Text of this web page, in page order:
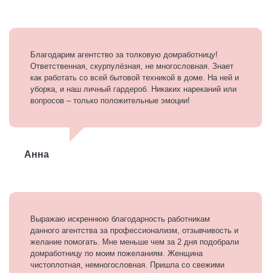
Благодарим агентство за толковую домработницу!
Ответственная, скурпулёзная, не многословная. Знает
как работать со всей бытовой техникой в доме. На ней и
уборка, и наш личный гардероб. Никаких нареканий или
вопросов – только положительные эмоции!
Анна
Выражаю искреннюю благодарность работникам
данного агентства за профессионализм, отзывчивость и
желание помогать. Мне меньше чем за 2 дня подобрали
домработницу по моим пожеланиям. Женщина
чистоплотная, немногословная. Пришла со свежими